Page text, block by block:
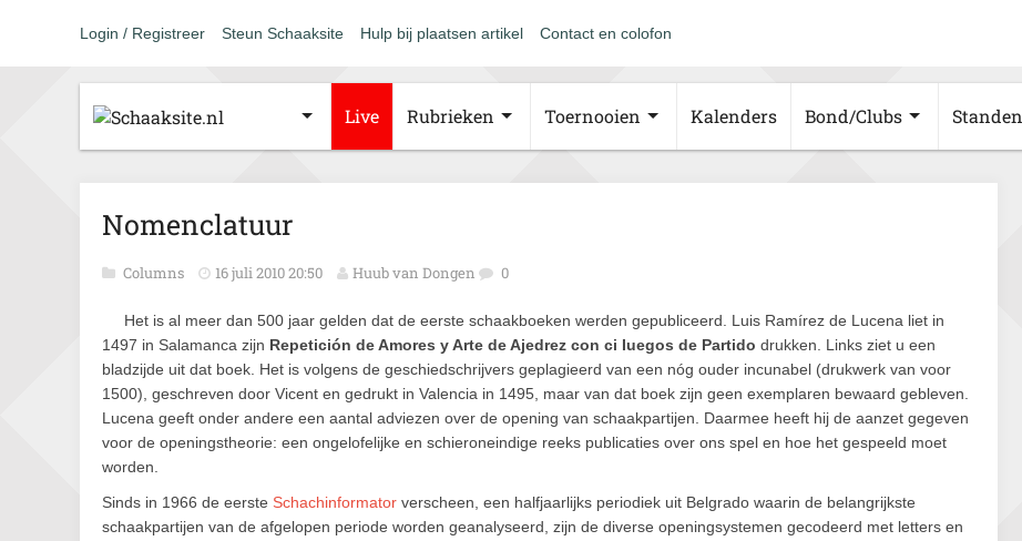
Login / Registreer Steun Schaaksite Hulp bij plaatsen artikel Contact en colofon
Live Rubrieken Toernooien Kalenders Bond/Clubs Standen
Nomenclatuur
Columns 16 juli 2010 20:50 Huub van Dongen 0
Het is al meer dan 500 jaar gelden dat de eerste schaakboeken werden gepubliceerd. Luis Ramírez de Lucena liet in
1497 in Salamanca zijn Repetición de Amores y Arte de Ajedrez con ci Iuegos de Partido drukken. Links ziet u een
bladzijde uit dat boek. Het is volgens de geschiedschrijvers geplagieerd van een nóg ouder incunabel (drukwerk van voor
1500), geschreven door Vicent en gedrukt in Valencia in 1495, maar van dat boek zijn geen exemplaren bewaard gebleven.
Lucena geeft onder andere een aantal adviezen over de opening van schaakpartijen. Daarmee heeft hij de aanzet gegeven
voor de openingstheorie: een ongelofelijke en schieroneindige reeks publicaties over ons spel en hoe het gespeeld moet
worden.
Sinds in 1966 de eerste Schachinformator verscheen, een halfjaarlijks periodiek uit Belgrado waarin de belangrijkste
schaakpartijen van de afgelopen periode worden geanalyseerd, zijn de diverse openingsystemen gecodeerd met letters en